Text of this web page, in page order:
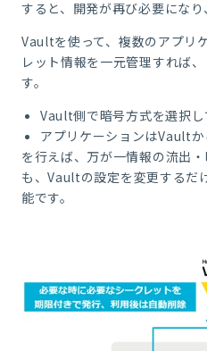
すると、開発が再び必要になり
Vaultを使って、複数のアプリ
レット情報を一元管理すれば
す。
Vault側で暗号方式を選択
アプリケーションはVault
を行えば、万が一情報の流出
も、Vaultの設定を変更するだ
能です。